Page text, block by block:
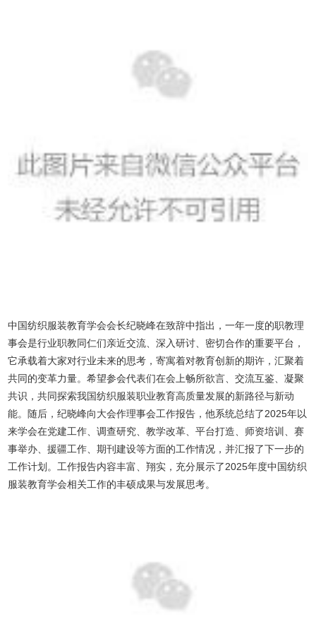
中国纺织服装教育学会会长纪晓峰在致辞中指出，一年一度的职教理
事会是行业职教同仁们亲近交流、深入研讨、密切合作的重要平台，
它承载着大家对行业未来的思考，寄寓着对教育创新的期许，汇聚着
共同的变革力量。希望参会代表们在会上畅所欲言、交流互鉴、凝聚
共识，共同探索我国纺织服装职业教育高质量发展的新路径与新动
能。随后，纪晓峰向大会作理事会工作报告，他系统总结了2025年以
来学会在党建工作、调查研究、教学改革、平台打造、师资培训、赛
事举办、援疆工作、期刊建设等方面的工作情况，并汇报了下一步的
工作计划。工作报告内容丰富、翔实，充分展示了2025年度中国纺织
服装教育学会相关工作的丰硕成果与发展思考。